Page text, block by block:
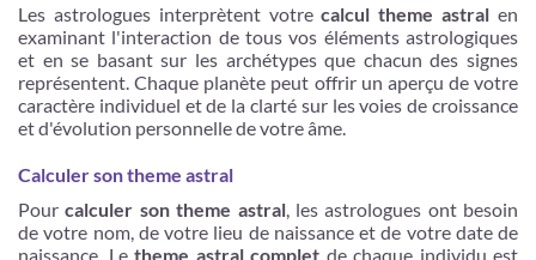
Les astrologues interprètent votrecalcul theme astral en
examinant l'interaction de tous vos éléments astrologiques
et en se basant sur les archétypes que chacun des signes
représentent. Chaque planète peut offrir un aperçu de votre
caractère individuel et de la clarté sur les voies de croissance
et d'évolution personnelle de votre âme.
Calculer son theme astral
Pourcalculer son theme astral, les astrologues ont besoin
de votre nom, de votre lieu de naissance et de votre date de
naissance. Le theme astral complet de chaque individu est